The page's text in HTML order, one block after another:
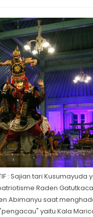
: Sajian tari Kusumayuda
Raden
Abimanyu saat
yaitu Kala